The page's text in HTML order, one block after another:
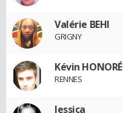
Valérie BEHI
GRIGNY
Kévin HONORÉ
RENNES
Jessica